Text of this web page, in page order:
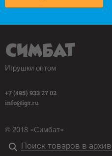
Игрушки оптом
+7 (495) 933 27 02
info@igr.ru
© 2018 «Симбат»